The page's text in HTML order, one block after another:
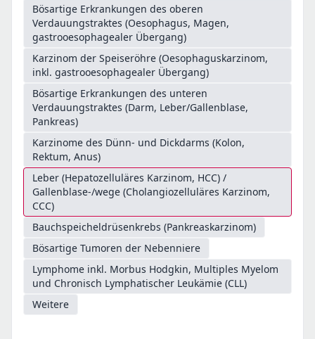
Bösartige Erkrankungen des oberen
Verdauungstraktes (Oesophagus, Magen,
gastrooesophagealer Übergang)
Karzinom der Speiseröhre (Oesophaguskarzinom,
inkl. gastrooesophagealer Übergang)
Bösartige Erkrankungen des unteren
Verdauungstraktes (Darm, Leber/Gallenblase,
Pankreas)
Karzinome des Dünn- und Dickdarms (Kolon,
Rektum, Anus)
Leber (Hepatozelluläres Karzinom, HCC) /
Gallenblase-/wege (Cholangiozelluläres Karzinom,
CCC)
Bauchspeicheldrüsenkrebs (Pankreaskarzinom)
Bösartige Tumoren der Nebenniere
Lymphome inkl. Morbus Hodgkin, Multiples Myelom
und Chronisch Lymphatischer Leukämie (CLL)
Weitere